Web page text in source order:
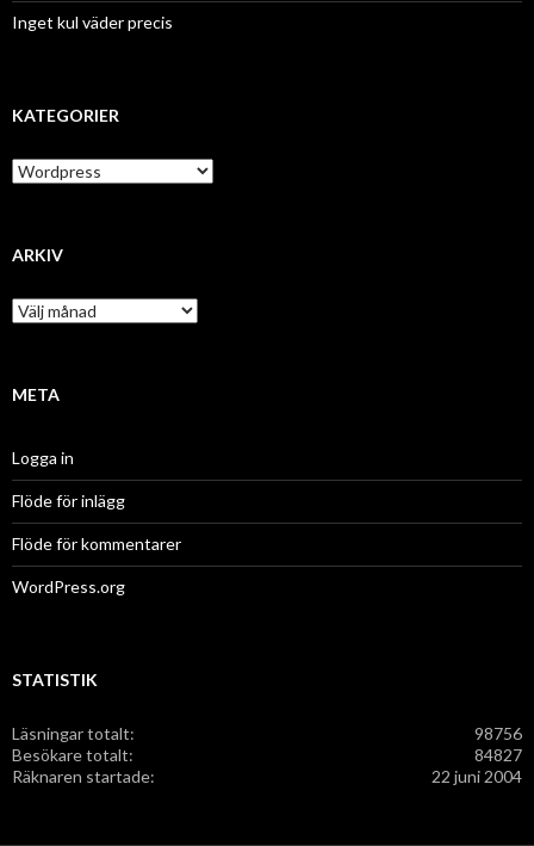
Inget kul väder precis
KATEGORIER
K
a
g
r
i
ARKIV
A
r
v
META
Logga in
Flöde för inlägg
Flöde för kommentarer
WordPress.org
STATISTIK
98756
Läsningar totalt:
84827
Besökare totalt:
22 juni 2004
Räknaren startade: